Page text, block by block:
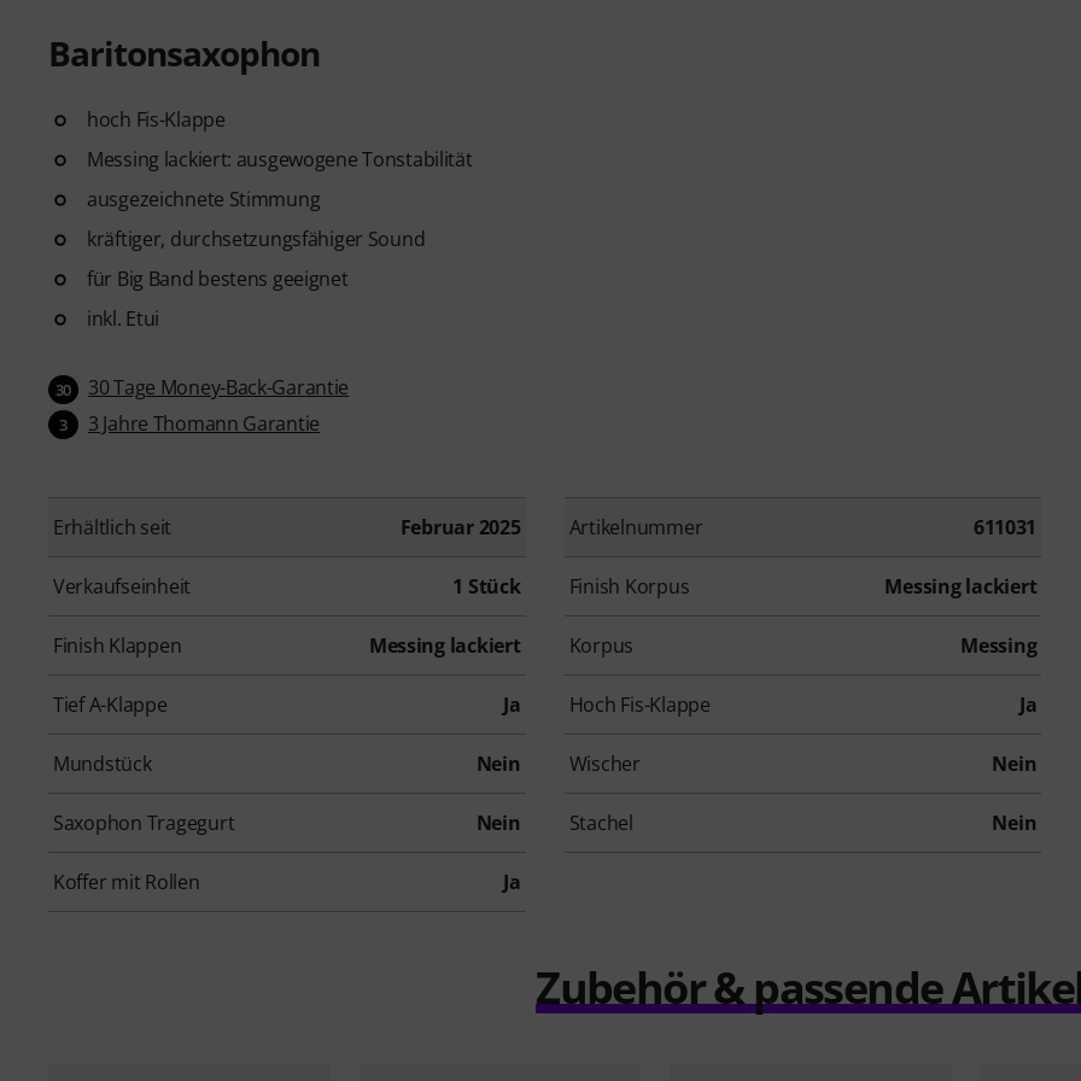
Baritonsaxophon
hoch Fis-Klappe
Messing lackiert: ausgewogene Tonstabilität
ausgezeichnete Stimmung
kräftiger, durchsetzungsfähiger Sound
für Big Band bestens geeignet
inkl. Etui
30 30 Tage Money-Back-Garantie
3 3 Jahre Thomann Garantie
Erhältlich seit Februar 2025 Artikelnummer 611031
Verkaufseinheit 1 Stück Finish Korpus Messing lackiert
Finish Klappen Messing lackiert Korpus Messing
Tief A-Klappe Ja Hoch Fis-Klappe Ja
Mundstück Nein Wischer Nein
Saxophon Tragegurt Nein Stachel Nein
Koffer mit Rollen Ja
Zubehör & passende